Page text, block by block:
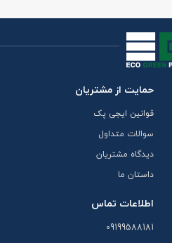
حمایت از مشتریان
قوانین ایجی پک
سوالات متداول
دیدگاه مشتریان
داستان ما
اطلاعات تماس
09199588181